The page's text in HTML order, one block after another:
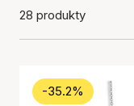
28 produkty
-35.2%